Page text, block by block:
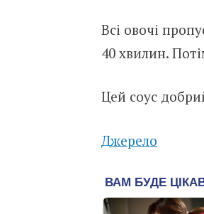
Всі овочі
40 хвилин.
Цей соус
Джерело